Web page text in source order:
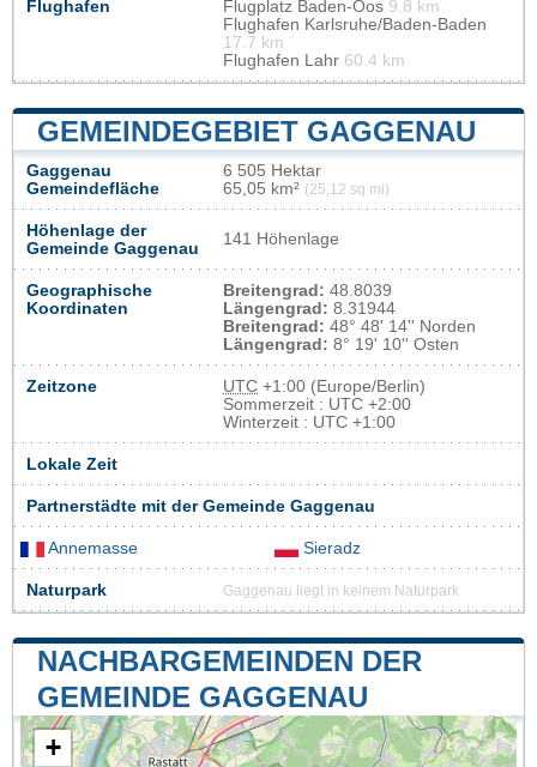
Flughafen Flugplatz Baden-Oos 9.8 km
Flughafen Karlsruhe/Baden-Baden
17.7 km
Flughafen Lahr 60.4 km
GEMEINDEGEBIET GAGGENAU
Gaggenau
Gemeindefläche
6 505 Hektar
65,05 km² (25,12 sq mi)
Höhenlage der
Gemeinde Gaggenau
141 Höhenlage
Geographische
Koordinaten
Breitengrad: 48.8039
Längengrad: 8.31944
Breitengrad: 48° 48' 14'' Norden
Längengrad: 8° 19' 10'' Osten
Zeitzone UTC +1:00 (Europe/Berlin)
Sommerzeit : UTC +2:00
Winterzeit : UTC +1:00
Lokale Zeit
Partnerstädte mit der Gemeinde Gaggenau
Annemasse Sieradz
Naturpark Gaggenau liegt in keinem Naturpark
NACHBARGEMEINDEN DER
GEMEINDE GAGGENAU
+